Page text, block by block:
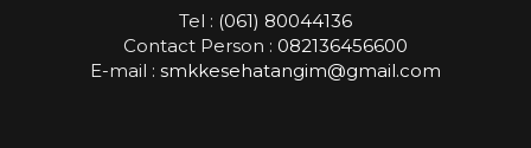
Tel : (061) 80044136
Contact Person : 082136456600
E-mail : smkkesehatangim@gmail.com